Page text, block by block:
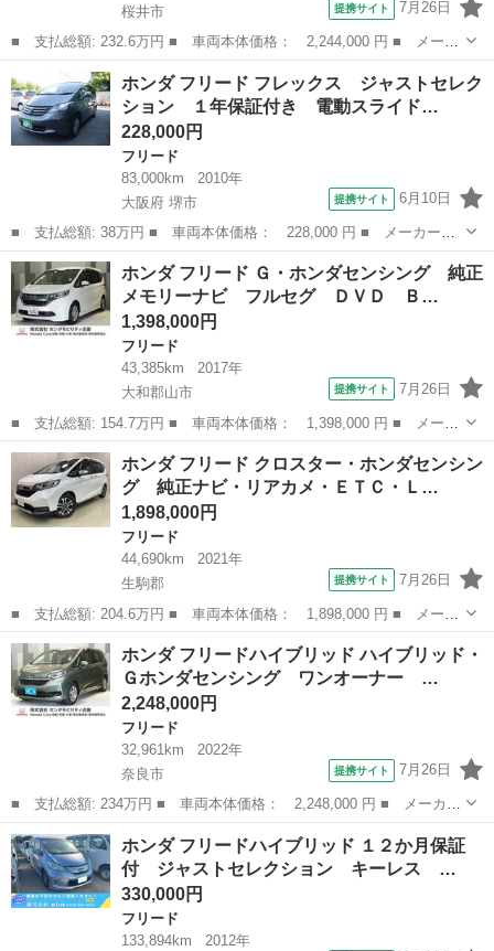
桜井市
提携サイト 7月26日
■ 支払総額: 232.6万円 ■ 車両本体価格： 2,244,000 円 ■ メーカ
ー名： ホンダ ■ 車種名： フリード ■ グレード名： Ｇ・ホン
ダセンシング ホンダインターナビ フルセグＴＶ バックカメラ
両側パワ...
桜井市 フリード
ホンダ フリード フレックス ジャストセレク
ション １年保証付き 電動スライド…
228,000円
フリード
83,000km
2010年
大阪府 堺市
提携サイト 6月10日
■ 支払総額: 38万円 ■ 車両本体価格： 228,000 円 ■ メーカー
名： ホンダ ■ 車種名： フリード ■ グレード名： フレック
ス ジャストセレクション １年保証付き 電動スライドドア 地デ
ジＴＶ ナビ ＵＳ...
大阪 堺市 フリード
ホンダ フリード Ｇ・ホンダセンシング 純正
メモリーナビ フルセグ ＤＶＤ Ｂ…
1,398,000円
フリード
43,385km
2017年
大和郡山市
提携サイト 7月26日
■ 支払総額: 154.7万円 ■ 車両本体価格： 1,398,000 円 ■ メーカ
ー名： ホンダ ■ 車種名： フリード ■ グレード名： Ｇ・ホン
ダセンシング 純正メモリーナビ フルセグ ＤＶＤ Ｂｌｕｅｔｏ
ｏｔｈ接...
奈良 大和郡山市 フリード
ホンダ フリード クロスター・ホンダセンシン
グ 純正ナビ・リアカメ・ＥＴＣ・Ｌ…
1,898,000円
フリード
44,690km
2021年
生駒郡
提携サイト 7月26日
■ 支払総額: 204.6万円 ■ 車両本体価格： 1,898,000 円 ■ メーカ
ー名： ホンダ ■ 車種名： フリード ■ グレード名： クロスタ
ー・ホンダセンシング 純正ナビ・リアカメ・ＥＴＣ・ＬＥＤヘッド
ライト・...
奈良 生駒郡 フリード
ホンダ フリードハイブリッド ハイブリッド・
Ｇホンダセンシング ワンオーナー …
2,248,000円
フリード
32,961km
2022年
奈良市
提携サイト 7月26日
■ 支払総額: 234万円 ■ 車両本体価格： 2,248,000 円 ■ メーカー
名： ホンダ ■ 車種名： フリードハイブリッド ■ グレード
名： ハイブリッド・Ｇホンダセンシング ワンオーナー 禁煙車
いまコレ＋新品...
奈良 奈良市 フリード
ホンダ フリードハイブリッド １２か月保証
付 ジャストセレクション キーレス …
330,000円
フリード
133,894km
2012年